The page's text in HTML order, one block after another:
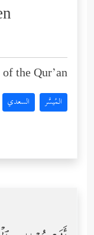
the Qur’an:
المُيسَّر السعدي